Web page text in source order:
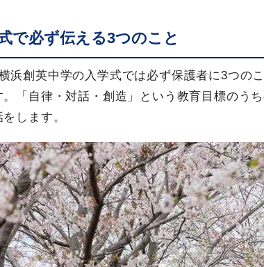
で必ず伝える3つのこと
浜創英中学の入学式では必ず保護者に3つの
。「自律・対話・創造」という教育目標のう
します。